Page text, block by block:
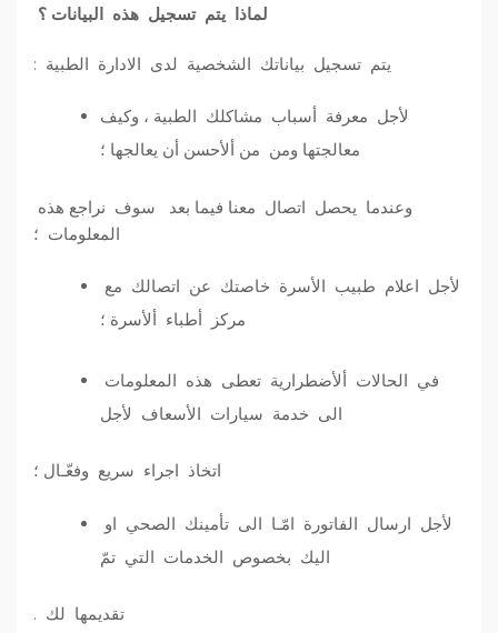
لماذا يتم تسجيل هذه البيانات ؟
يتم تسجيل بياناتك الشخصية لدى الادارة الطبية :
لأجل معرفة أسباب مشاكلك الطبية ، وكيف
معالجتها ومن من ألأحسن أن يعالجها ؛
وعندما يحصل اتصال معنا فيما بعد سوف نراجع هذه
المعلومات ؛
لأجل اعلام طبيب الأسرة خاصتك عن اتصالك مع
مركز أطباء ألأسرة ؛
في الحالات ألأضطرارية تعطى هذه المعلومات
الى خدمة سيارات الأسعاف لأجل
اتخاذ اجراء سريع وفعّـال ؛
لأجل ارسال الفاتورة امّـا الى تأمينك الصحي او
اليك بخصوص الخدمات التي تمّ
تقديمها لك .